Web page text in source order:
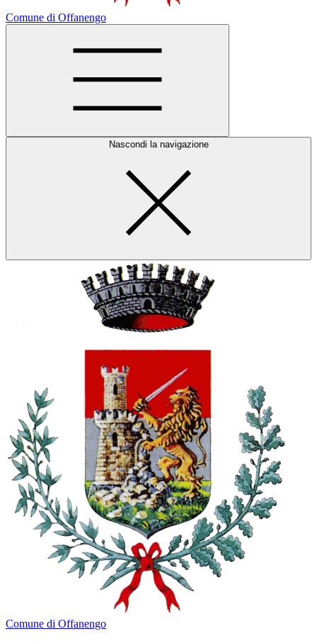
Comune di Offanengo
Nascondi la navigazione
Comune di Offanengo